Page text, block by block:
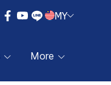
MY
More